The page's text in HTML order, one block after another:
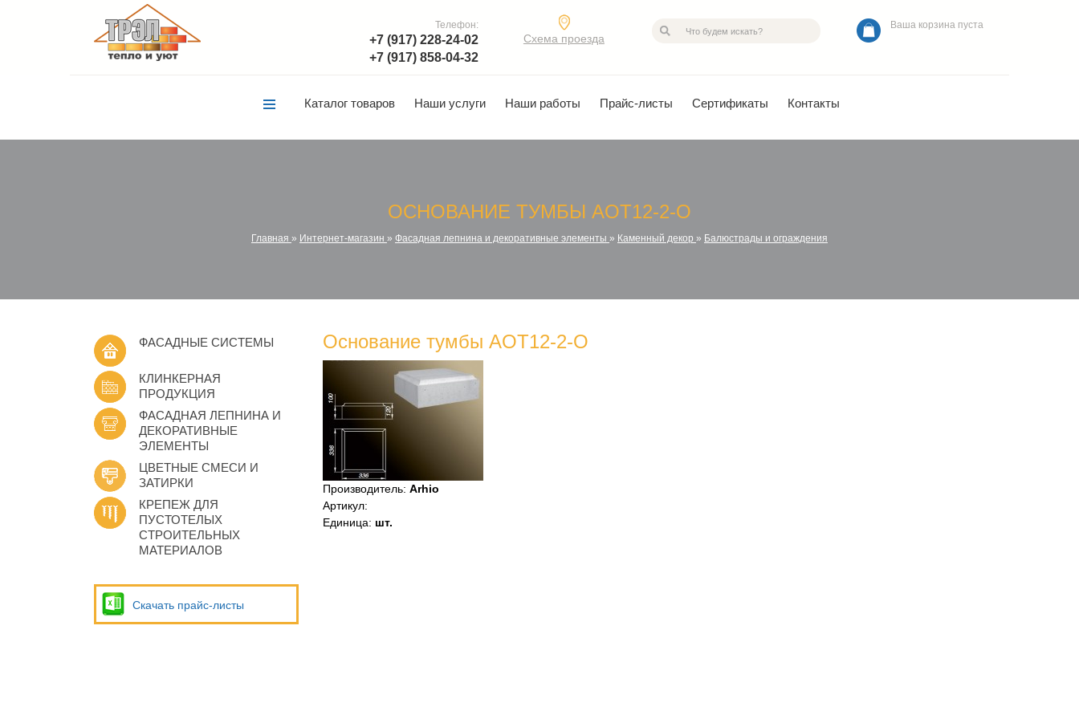
Телефон:
+7 (917) 228-24-02
+7 (917) 858-04-32
Схема проезда
Ваша корзина пуста
Каталог товаров Наши услуги Наши работы Прайс-листы Сертификаты Контакты
ОСНОВАНИЕ ТУМБЫ AOT12-2-O
Главная » Интернет-магазин » Фасадная лепнина и декоративные элементы » Каменный декор » Балюстрады и ограждения
ФАСАДНЫЕ СИСТЕМЫ
КЛИНКЕРНАЯ
ПРОДУКЦИЯ
ФАСАДНАЯ ЛЕПНИНА И
ДЕКОРАТИВНЫЕ
ЭЛЕМЕНТЫ
ЦВЕТНЫЕ СМЕСИ И
ЗАТИРКИ
КРЕПЕЖ ДЛЯ
ПУСТОТЕЛЫХ
СТРОИТЕЛЬНЫХ
МАТЕРИАЛОВ
Скачать прайс-листы
Основание тумбы AOT12-2-O
Производитель: Arhio
Артикул:
Единица: шт.